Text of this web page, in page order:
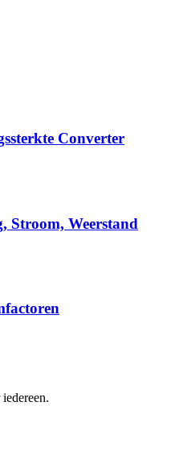
Converter
Stroom, Weerstand